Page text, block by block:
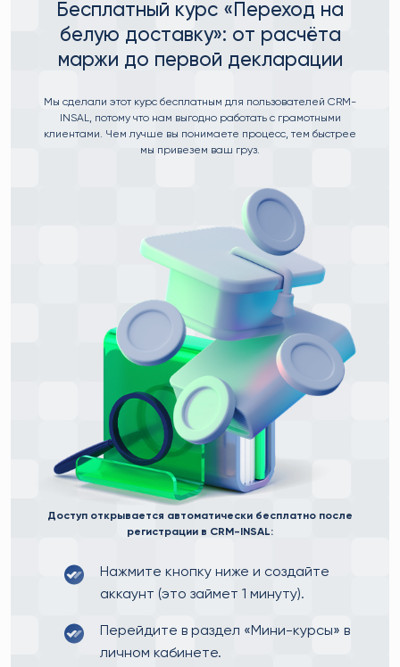
Бесплатный курс «Переход на
белую доставку»: от расчёта
маржи до первой декларации
Мы сделали этот курс бесплатным для пользователей CRM-
INSAL, потому что нам выгодно работать с грамотными
клиентами. Чем лучше вы понимаете процесс, тем быстрее
мы привезем ваш груз.
Доступ открывается автоматически бесплатно после
регистрации в CRM-INSAL:
Нажмите кнопку ниже и создайте
аккаунт (это займет 1 минуту).
Перейдите в раздел «Мини-курсы» в
личном кабинете.